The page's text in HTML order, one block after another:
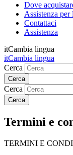
Dove
Assistenza per
Contattaci
Assistenza
itCambia lingua
itCambia lingua
Cerca
Cerca
Termini e
TERMINI E